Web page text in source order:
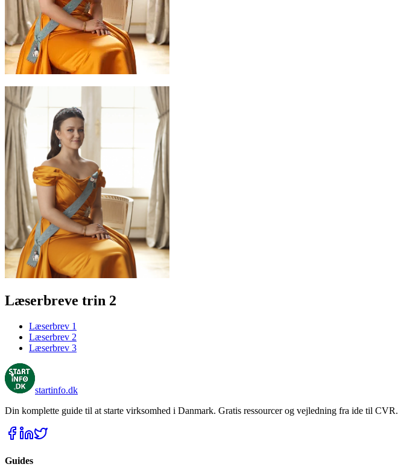
Læserbreve trin 2
Læserbrev 1
Læserbrev 2
Læserbrev 3
startinfo.dk
Din komplette guide til at starte virksomhed i Danmark. Gratis ressourcer og vejledning fra ide til CVR.
Guides